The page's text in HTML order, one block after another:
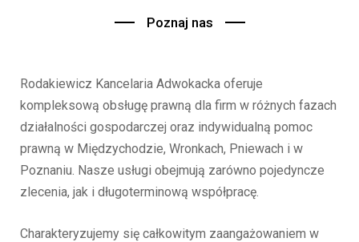
Poznaj nas
Rodakiewicz Kancelaria Adwokacka oferuje
kompleksową obsługę prawną dla firm w różnych fazach
działalności gospodarczej oraz indywidualną pomoc
prawną w Międzychodzie, Wronkach, Pniewach i w
Poznaniu. Nasze usługi obejmują zarówno pojedyncze
zlecenia, jak i długoterminową współpracę.
Charakteryzujemy się całkowitym zaangażowaniem w